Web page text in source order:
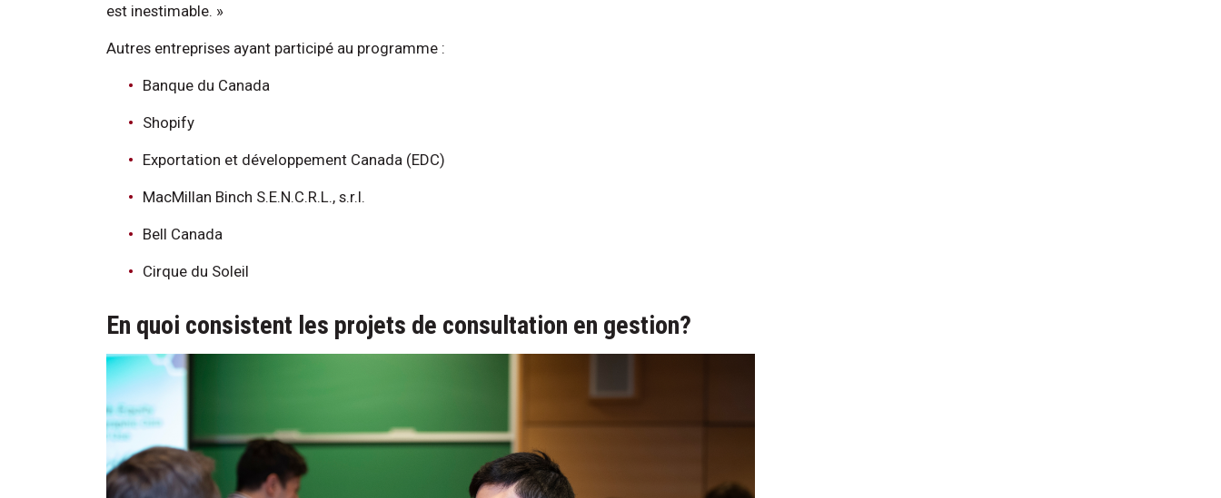
est inestimable. »
Autres entreprises ayant participé au programme :
Banque du Canada
Shopify
Exportation et développement Canada (EDC)
MacMillan Binch S.E.N.C.R.L., s.r.l.
Bell Canada
Cirque du Soleil
En quoi consistent les projets de consultation en gestion?